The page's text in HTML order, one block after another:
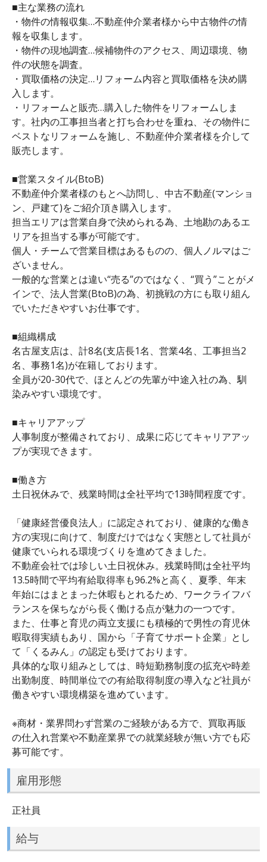
■主な業務の流れ
・物件の情報収集…不動産仲介業者様から中古物件の情
報を収集します。
・物件の現地調査…候補物件のアクセス、周辺環境、物
件の状態を調査。
・買取価格の決定…リフォーム内容と買取価格を決め購
入します。
・リフォームと販売…購入した物件をリフォームしま
す。社内の工事担当者と打ち合わせを重ね、その物件に
ベストなリフォームを施し、不動産仲介業者様を介して
販売します。
■営業スタイル(BtoB)
不動産仲介業者様のもとへ訪問し、中古不動産(マンショ
ン、戸建て)をご紹介頂き購入します。
担当エリアは営業自身で決められる為、土地勘のあるエ
リアを担当する事が可能です。
個人・チームで営業目標はあるものの、個人ノルマはご
ざいません。
一般的な営業とは違い“売る”のではなく、“買う”ことがメ
インで、法人営業(BtoB)の為、初挑戦の方にも取り組ん
でいただきやすいお仕事です。
■組織構成
名古屋支店は、計8名(支店長1名、営業4名、工事担当2
名、事務1名)が在籍しております。
全員が20-30代で、ほとんどの先輩が中途入社の為、馴
染みやすい環境です。
■キャリアアップ
人事制度が整備されており、成果に応じてキャリアアッ
プが実現できます。
■働き方
土日祝休みで、残業時間は全社平均で13時間程度です。
「健康経営優良法人」に認定されており、健康的な働き
方の実現に向けて、制度だけではなく実態として社員が
健康でいられる環境づくりを進めてきました。
不動産会社では珍しい土日祝休み。残業時間は全社平均
13.5時間で平均有給取得率も96.2%と高く、夏季、年末
年始にはまとまった休暇もとれるため、ワークライフバ
ランスを保ちながら長く働ける点が魅力の一つです。
また、仕事と育児の両立支援にも積極的で男性の育児休
暇取得実績もあり、国から「子育てサポート企業」とし
て「くるみん」の認定も受けております。
具体的な取り組みとしては、時短勤務制度の拡充や時差
出勤制度、時間単位での有給取得制度の導入など社員が
働きやすい環境構築を進めています。
※商材・業界問わず営業のご経験がある方で、買取再販
の仕入れ営業や不動産業界での就業経験が無い方でも応
募可能です。
雇用形態
正社員
給与